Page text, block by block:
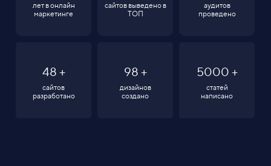
лет в онлайн
маркетинге
сайтов выведено в
ТОП
аудитов
проведено
48 +
сайтов
разработано
98 +
дизайнов
создано
5000 +
статей
написано